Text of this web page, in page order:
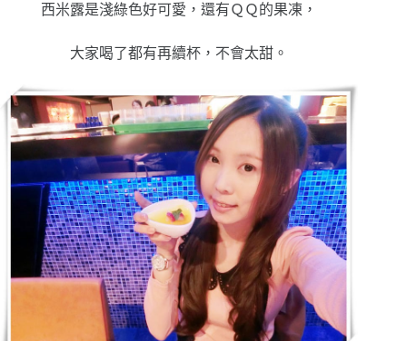
西米露是淺綠色好可愛，還有ＱＱ的果凍，
大家喝了都有再續杯，不會太甜。